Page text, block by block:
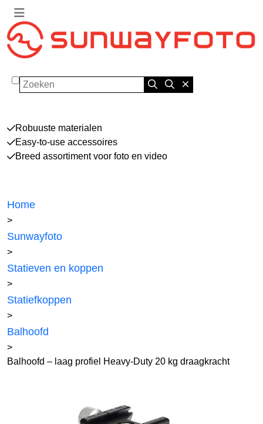
Zoeken
Robuuste materialen
Easy-to-use accessoires
Breed assortiment voor foto en video
Home
>
Sunwayfoto
>
Statieven en koppen
>
Statiefkoppen
>
Balhoofd
>
Balhoofd – laag profiel Heavy-Duty 20 kg draagkracht